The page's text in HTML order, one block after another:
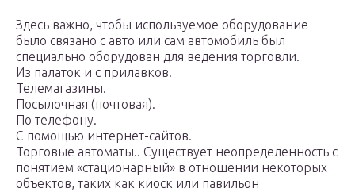
Здесь важно, чтобы используемое оборудование
было связано с авто или сам автомобиль был
специально оборудован для ведения торговли.
Из палаток и с прилавков.
Телемагазины.
Посылочная (почтовая).
По телефону.
С помощью интернет-сайтов.
Торговые автоматы.. Существует неопределенность с
понятием «стационарный» в отношении некоторых
объектов, таких как киоск или павильон